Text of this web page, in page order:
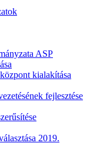
ASP
kialakítása
fejlesztése
2019.